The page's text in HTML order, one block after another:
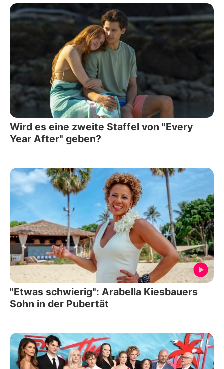
Wird es eine zweite Staffel von "Every
Year After" geben?
"Etwas schwierig": Arabella Kiesbauers
Sohn in der Pubertät